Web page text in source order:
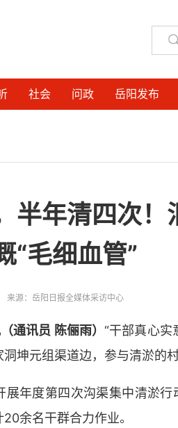
社会 问政 岳阳发布
半年清四次
“毛细血管”
来源： 岳阳日报全媒体采访中心
通讯员 陈俪雨）“干部真心实
坤元组渠道边，参与清淤的
展年度第四次沟渠集中清淤
余名干群合力作业。